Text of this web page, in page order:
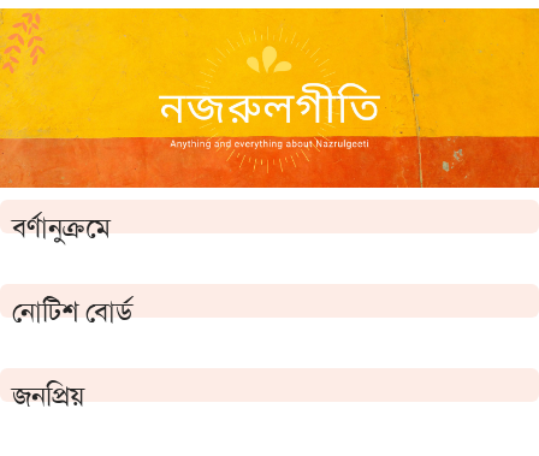
বর্ণানুক্রমে
নোটিশ বোর্ড
জনপ্রিয়